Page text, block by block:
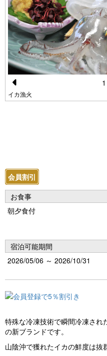
Pr
s
イカ漁火
1
会員割引
お食事
朝夕食付
宿泊可能期間
2026/05/06 ～ 2026/10/31
特殊な冷凍技術で瞬間冷凍され
の新ブランドです。
山陰沖で獲れたイカの鮮度は抜